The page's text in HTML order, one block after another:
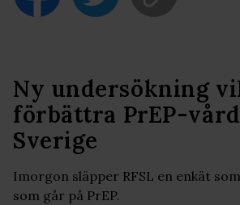
Ny undersökning
förbättra PrEP-
Sverige
Imorgon släpper RFSL en enkät
som går på PrEP.